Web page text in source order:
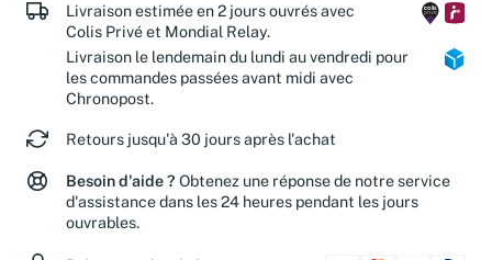
Livraison estimée en 2 jours ouvrés avec
Colis Privé et Mondial Relay.
Livraison le lendemain du lundi au vendredi pour
les commandes passées avant midi avec
Chronopost.
Retours jusqu'à 30 jours après l'achat
Besoin d'aide ? Obtenez une réponse de notre service
d'assistance dans les 24 heures pendant les jours
ouvrables.